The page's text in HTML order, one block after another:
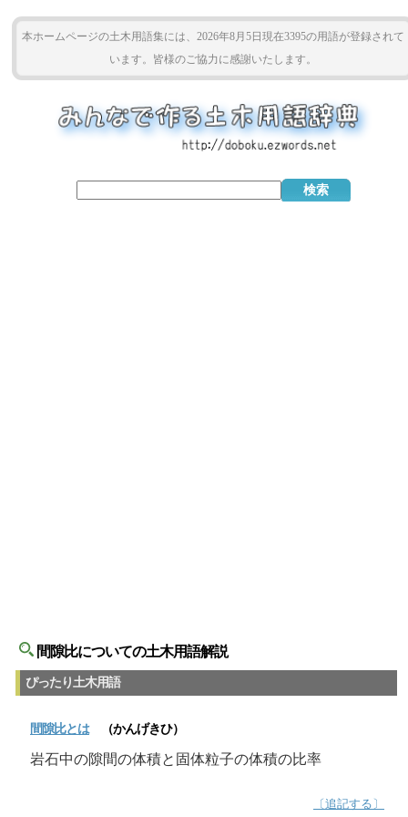
本ホームページの土木用語集には、2026年8月5日現在3395の用語が登録されて
います。皆様のご協力に感謝いたします。
間隙比についての土木用語解説
ぴったり土木用語
間隙比とは（かんげきひ）
岩石中の隙間の体積と固体粒子の体積の比率
〔追記する〕